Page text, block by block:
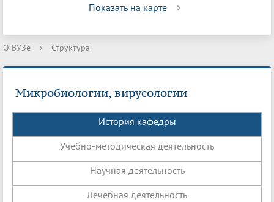
Показать на карте
О ВУЗе › Структура
Микробиологии, вирусологии
История кафедры
Учебно-методическая деятельность
Научная деятельность
Лечебная деятельность